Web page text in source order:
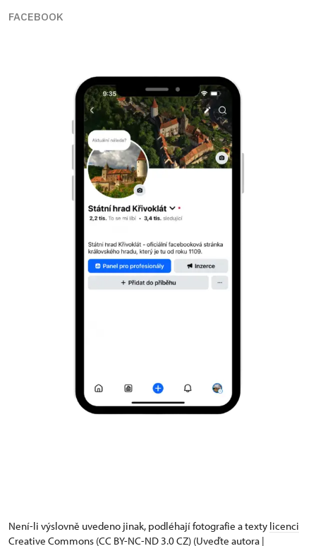
FACEBOOK
Není-li výslovně uvedeno jinak, podléhají fotografie a texty licenci
Creative Commons (CC BY-NC-ND 3.0 CZ) (Uveďte autora |